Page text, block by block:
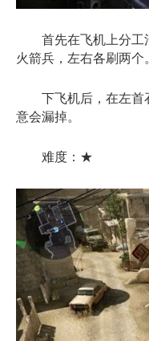
首先在飞机上分工
火箭兵，左右各刷两个
下飞机后，在左首
意会漏掉。
难度：★